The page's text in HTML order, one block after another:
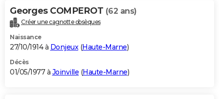
Georges COMPEROT (62 ans)
Créer une cagnotte obsèques
Naissance
27/10/1914 à Donjeux(Haute-Marne)
Décès
01/05/1977 à Joinville (Haute-Marne)